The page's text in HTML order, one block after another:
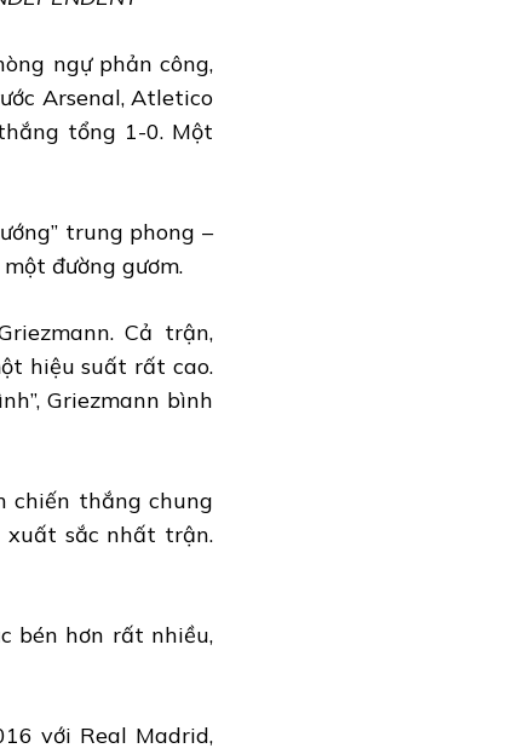
ngự phản công,
Arsenal, Atletico
tổng 1-0. Một
trung phong –
đường gươm.
Cả trận,
hiệu suất rất cao.
Griezmann bình
chiến thắng chung
xuất sắc nhất trận.
bén hơn rất nhiều,
với Real Madrid,